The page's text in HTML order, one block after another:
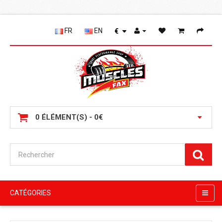
FR EN €
0 ÉLÉMENT(S) - 0€
CATÉGORIES